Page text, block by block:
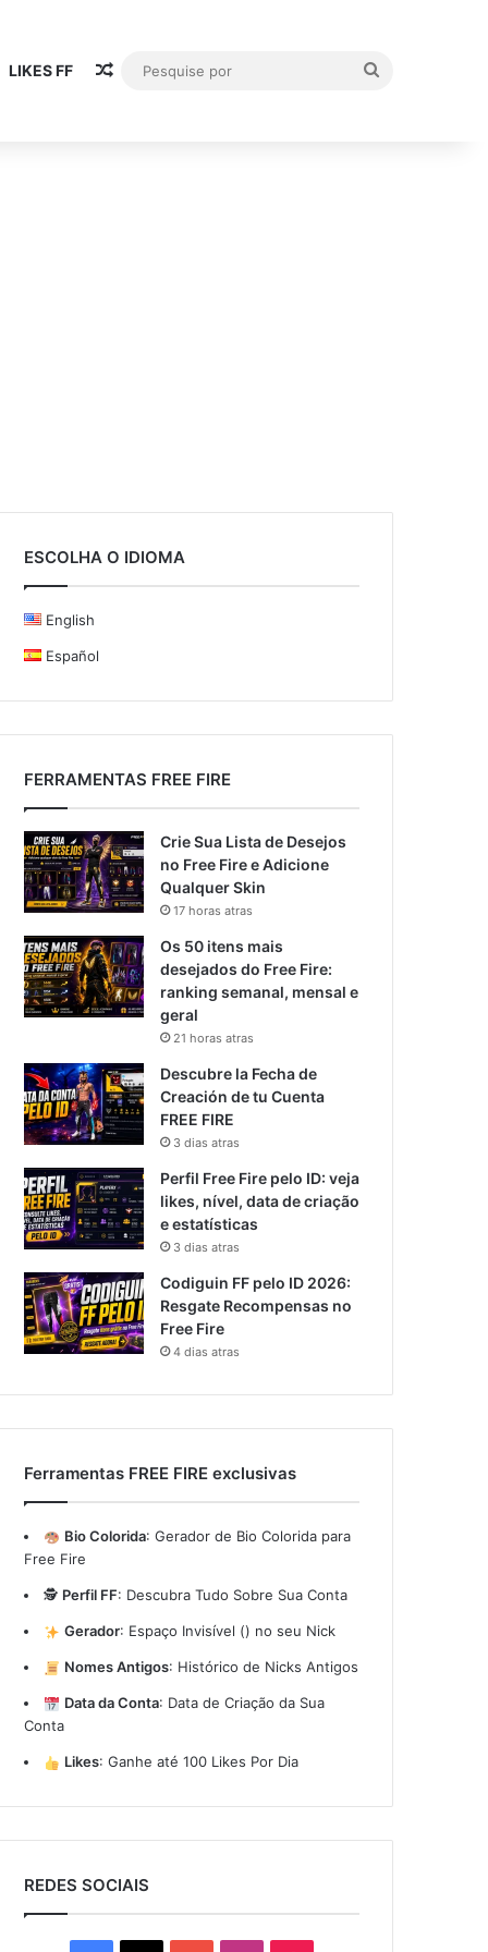
LIKES FF Artigo aleatório
ESCOLHA O IDIOMA
English
Español
FERRAMENTAS FREE FIRE
Crie Sua Lista de Desejos
no Free Fire e Adicione
Qualquer Skin
17 horas atras
Os 50 itens mais
desejados do Free Fire:
ranking semanal, mensal e
geral
21 horas atras
Descubre la Fecha de
Creación de tu Cuenta
FREE FIRE
3 dias atras
Perfil Free Fire pelo ID: veja
likes, nível, data de criação
e estatísticas
3 dias atras
Codiguin FF pelo ID 2026:
Resgate Recompensas no
Free Fire
4 dias atras
Ferramentas FREE FIRE exclusivas
Bio Colorida: Gerador de Bio Colorida para
Free Fire
🕵️ Perfil FF: Descubra Tudo Sobre Sua Conta
Gerador: Espaço Invisível (ㅤ) no seu Nick
Nomes Antigos: Histórico de Nicks Antigos
Data da Conta: Data de Criação da Sua
Conta
Likes: Ganhe até 100 Likes Por Dia
REDES SOCIAIS